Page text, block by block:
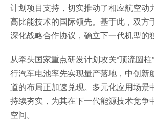
计划项目支持，切实推动了相应航空动
高比能技术的国际领先。基于此，双方
深化战略合作协议，确立下一代机型的
从牵头国家重点研发计划攻关“顶流圆
行汽车电池率先实现量产落地，中创新
道的布局正加速兑现。多元化应用场景
持续夯实，为其在下一代能源技术竞争
空间。